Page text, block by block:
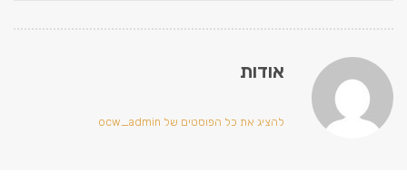
אודות
להציג את כל הפוסטים של ocw_admin